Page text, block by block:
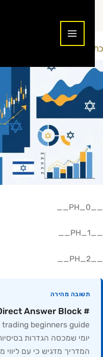
כתיבת תגובה
__PH_0__
__PH_1__
__PH_2__
תשובה מהירה
# Direct Answer Block
יומי שמכסה הגדרות